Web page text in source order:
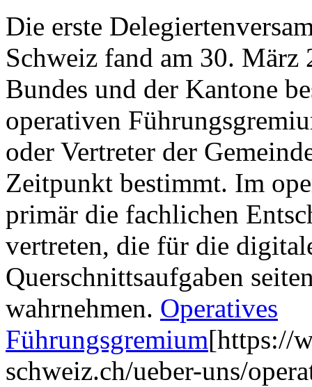
Die erste
Schweiz fand am 30. März
Bundes und der Kantone
operativen
oder Vertreter der
Zeitpunkt bestimmt. Im
primär die fachlichen
vertreten, die für die
Querschnittsaufgaben
wahrnehmen. Operatives
Führungsgremium[https://
schweiz.ch/ueber-uns/